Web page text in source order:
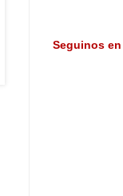
Seguinos